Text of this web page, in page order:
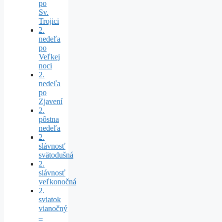
po
Sv.
Trojici
2.
nedeľa
po
Veľkej
noci
2.
nedeľa
po
Zjavení
2.
pôstna
nedeľa
2.
slávnosť
svätodušná
2.
slávnosť
veľkonočná
2.
sviatok
vianočný
–